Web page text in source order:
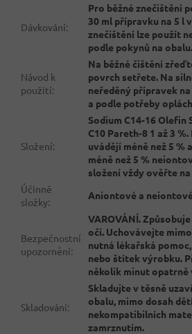
Dávkování:
Pro běžné znečištění
30 ml přípravku na 5 l
znečištění lze použít
podle pokynů na obalu.
Návod k
použití:
Na běžné čištění
povrch setřete. Na
neředěný přípravek
a podle potřeby
Složení:
Sodium C14-16 Olefin
C10 Pareth-8 1 až 3
uvádějí méně než 5 %
méně než 5 %
složení vždy ověřte
Účinné
složky:
Aniontové a
Bezpečnostní
upozornění:
VAROVÁNÍ.
očí. Uchovávejte
nutná lékařská
nebo štítek výrobku.
několik minut opatrně
Skladování:
Skladujte v těsně
obalu, mimo dosah
nekompatibilních
zamrznutím.